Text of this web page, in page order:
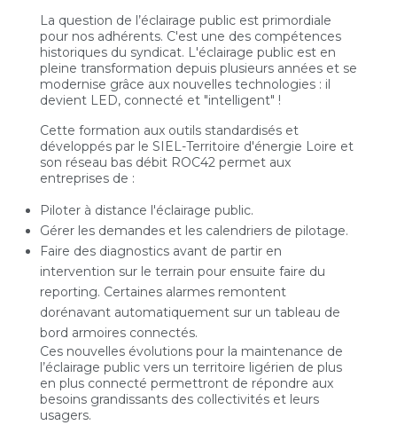
La question de l’éclairage public est primordiale
pour nos adhérents. C'est une des compétences
historiques du syndicat. L'éclairage public est en
pleine transformation depuis plusieurs années et se
modernise grâce aux nouvelles technologies : il
devient LED, connecté et "intelligent" !
Cette formation aux outils standardisés et
développés par le SIEL-Territoire d'énergie Loire et
son réseau bas débit ROC42 permet aux
entreprises de :
Piloter à distance l'éclairage public.
Gérer les demandes et les calendriers de pilotage.
Faire des diagnostics avant de partir en
intervention sur le terrain pour ensuite faire du
reporting. Certaines alarmes remontent
dorénavant automatiquement sur un tableau de
bord armoires connectés.
Ces nouvelles évolutions pour la maintenance de
l’éclairage public vers un territoire ligérien de plus
en plus connecté permettront de répondre aux
besoins grandissants des collectivités et leurs
usagers.